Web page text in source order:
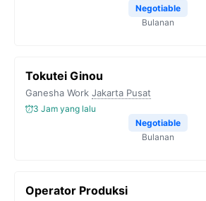
Negotiable
Bulanan
Tokutei Ginou
Ganesha Work Jakarta Pusat
3 Jam yang lalu
Negotiable
Bulanan
Operator Produksi